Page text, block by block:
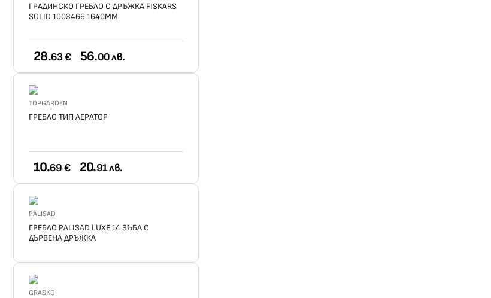
ГРАДИНСКО ГРЕБЛО С ДРЪЖКА FISKARS
SOLID 1003466 1640ММ
28.63 € 56.00 лв.
TOPGARDEN
ГРЕБЛО ТИП АЕРАТОР
10.69 € 20.91 лв.
PALISAD
ГРЕБЛО PALISAD LUXE 14 ЗЪБА С
ДЪРВЕНА ДРЪЖКА
GRASKO